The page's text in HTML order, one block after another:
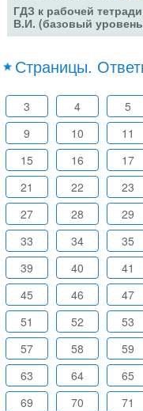
ГДЗ к рабочей
В.И. (базовый
Страницы.
3 4 5
9
10 11
15
16 17
21
22 23
27
28 29
33
34 35
39
40 41
45
46 47
51
52 53
57
58 59
63
64 65
69
70 71